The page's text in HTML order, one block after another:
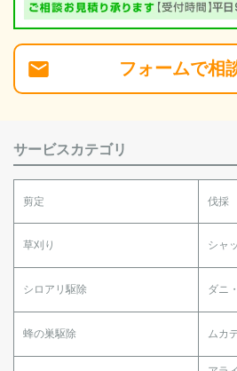
フォームで相
サービスカテゴリ
剪定 伐採
草刈り シャ
シロアリ駆除 ダニ
蜂の巣駆除 ムカ